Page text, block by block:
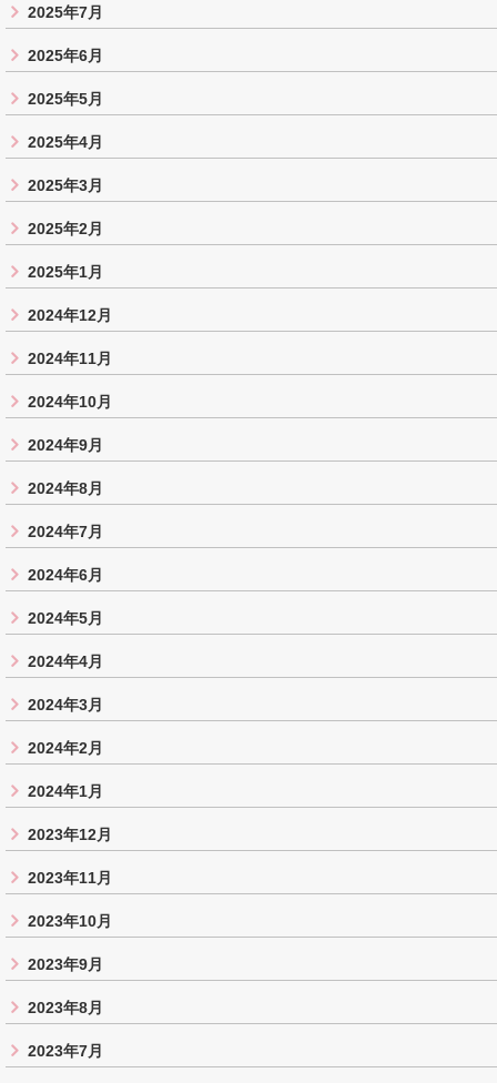
2025年7月
2025年6月
2025年5月
2025年4月
2025年3月
2025年2月
2025年1月
2024年12月
2024年11月
2024年10月
2024年9月
2024年8月
2024年7月
2024年6月
2024年5月
2024年4月
2024年3月
2024年2月
2024年1月
2023年12月
2023年11月
2023年10月
2023年9月
2023年8月
2023年7月